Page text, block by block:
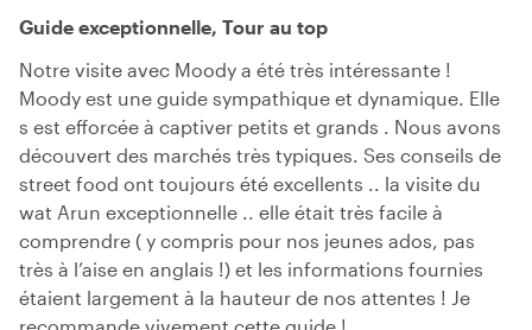
Guide exceptionnelle, Tour au top
Notre visite avec Moody a été très intéressante !
Moody est une guide sympathique et dynamique. Elle
s est efforcée à captiver petits et grands . Nous avons
découvert des marchés très typiques. Ses conseils de
street food ont toujours été excellents .. la visite du
wat Arun exceptionnelle .. elle était très facile à
comprendre ( y compris pour nos jeunes ados, pas
très à l’aise en anglais !) et les informations fournies
étaient largement à la hauteur de nos attentes ! Je